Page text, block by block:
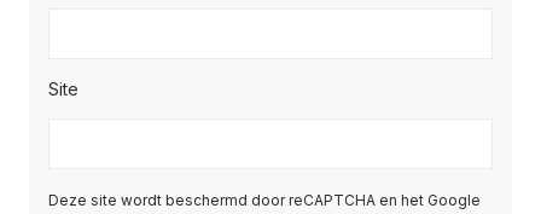
Site
Deze site wordt beschermd door reCAPTCHA en het Google